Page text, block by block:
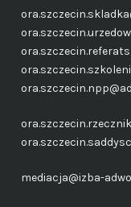
mediacja@izba-